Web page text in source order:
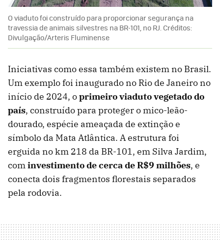
O viaduto foi construído para proporcionar segurança na
travessia de animais silvestres na BR-101, no RJ. Créditos:
Divulgação/Arteris Fluminense
Iniciativas como essa também existem no Brasil.
Um exemplo foi inaugurado no Rio de Janeiro no
início de 2024, oprimeiro viaduto vegetado do
país, construído para proteger o mico-leão-
dourado, espécie ameaçada de extinção e
símbolo da Mata Atlântica. A estrutura foi
erguida no km 218 da BR-101, em Silva Jardim,
cominvestimento de cerca de R$9 milhões, e
conecta dois fragmentos florestais separados
pela rodovia.